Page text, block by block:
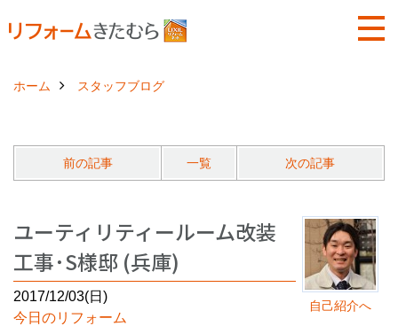
ホーム スタッフブログ
前の記事 一覧 次の記事
自己紹介へ
ユーティリティールーム改装
工事･S様邸 (兵庫)
2017/12/03(日)
今日のリフォーム